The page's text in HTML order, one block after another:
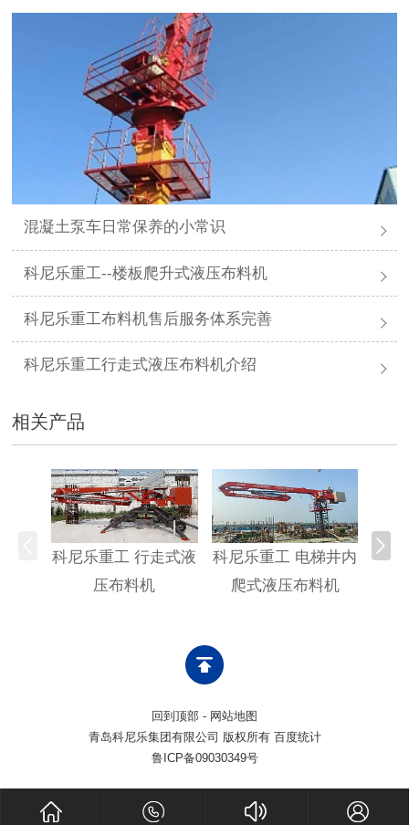
混凝土泵车日常保养的小常识
科尼乐重工--楼板爬升式液压布料机
科尼乐重工布料机售后服务体系完善
科尼乐重工行走式液压布料机介绍
相关产品
科尼乐重工 行走式液
压布料机
科尼乐重工 电梯井内
爬式液压布料机
科尼
回到顶部 - 网站地图
青岛科尼乐集团有限公司 版权所有 百度统计
鲁ICP备09030349号